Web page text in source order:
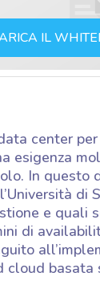
IL
center
esigenza
In questo
di
e quali
di
cloud basata